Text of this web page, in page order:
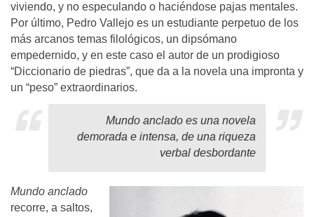
viviendo, y no especulando o haciéndose pajas mentales.
Por último, Pedro Vallejo es un estudiante perpetuo de los
más arcanos temas filológicos, un dipsómano
empedernido, y en este caso el autor de un prodigioso
“Diccionario de piedras”, que da a la novela una impronta y
un “peso” extraordinarios.
Mundo anclado es una novela
demorada e intensa, de una riqueza
verbal desbordante
Mundo anclado
recorre, a saltos,